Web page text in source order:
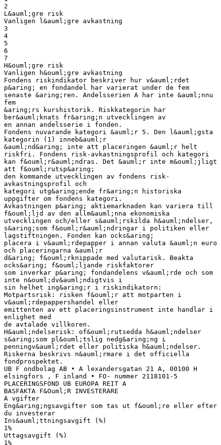
2
L&auml;gre risk
Vanligen l&auml;gre avkastning
3
4
5
6
7
H&ouml;gre risk
Vanligen h&ouml;gre avkastning
Fondens riskindikator beskriver hur v&auml;rdet
p&aring; en fondandel har varierat under de fem
senaste &aring;ren. Andelsserien A har inte &auml;nnu
fem
&aring;rs kurshistorik. Riskkategorin har
ber&auml;knats fr&aring;n utvecklingen av
en annan andelsserie i fonden.
Fondens nuvarande kategori &auml;r 5. Den l&auml;gsta
kategorin (1) inneb&auml;r
&auml;nd&aring; inte att placeringen &auml;r helt
riskfri. Fondens risk-avkastningsprofil och kategori
kan f&ouml;r&auml;ndras. Det &auml;r inte m&ouml;jligt
att f&ouml;rutsp&aring;
den kommande utvecklingen av fondens risk-
avkastningsprofil och
kategori utg&aring;ende fr&aring;n historiska
uppgifter om fondens kategori.
Avkastningen p&aring; aktiemarknaden kan variera till
f&ouml;ljd av den allm&auml;nna ekonomiska
utvecklingen och/eller s&auml;rskilda h&auml;ndelser,
s&aring;som f&ouml;r&auml;ndringar i politiken eller
lagstiftningen. Fonden kan ocks&aring;
placera i v&auml;rdepapper i annan valuta &auml;n euro
och placeringarna &auml;r
d&aring; f&ouml;rknippade med valutarisk. Beakta
ocks&aring; f&ouml;ljande riskfaktorer
som inverkar p&aring; fondandelens v&auml;rde och som
inte n&ouml;dv&auml;ndigtvis i
sin helhet ing&aring;r i riskindikatorn:
Motpartsrisk: risken f&ouml;r att motparten i
v&auml;rdepappershandel eller
emittenten av ett placeringsinstrument inte handlar i
enlighet med
de avtalade villkoren.
H&auml;ndelserisk: of&ouml;rutsedda h&auml;ndelser
s&aring;som pl&ouml;tslig nedg&aring;ng i
penningv&auml;rdet eller politiska h&auml;ndelser.
Riskerna beskrivs n&auml;rmare i det officiella
fondprospektet.
UB F ondbolag AB • A lexandersgatan 21 A, 00100 H
elsingfors , F inland • FO- nummer 2118101-5
PLACERINGSFOND UB EUROPA REIT A
BASFAKTA F&Ouml;R INVESTERARE
A vgifter
Eng&aring;ngsavgifter som tas ut f&ouml;re eller efter
du investerar
Ins&auml;ttningsavgift (%)
1%
Uttagsavgift (%)
1%